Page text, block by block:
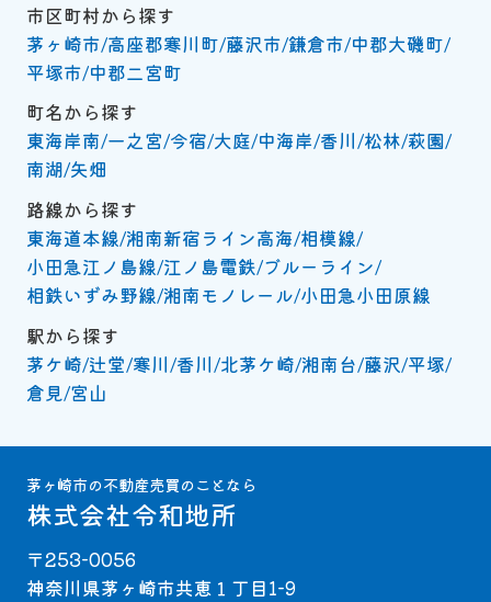
市区町村から探す
茅ヶ崎市 高座郡寒川町 藤沢市 鎌倉市 中郡大磯町
平塚市 中郡二宮町
町名から探す
東海岸南 一之宮 今宿 大庭 中海岸 香川 松林 萩園
南湖 矢畑
路線から探す
東海道本線 湘南新宿ライン高海 相模線
小田急江ノ島線 江ノ島電鉄 ブルーライン
相鉄いずみ野線 湘南モノレール 小田急小田原線
駅から探す
茅ケ崎 辻堂 寒川 香川 北茅ケ崎 湘南台 藤沢 平塚
倉見 宮山
茅ヶ崎市の不動産売買のことなら
株式会社令和地所
〒253-0056
神奈川県茅ヶ崎市共恵１丁目1-9